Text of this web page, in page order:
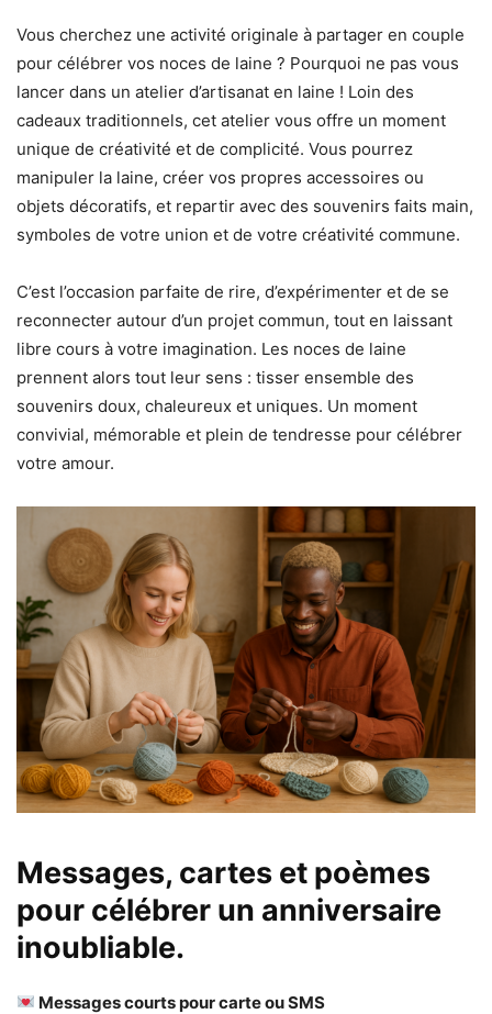
Vous cherchez une activité originale à partager en couple
pour célébrer vos noces de laine ? Pourquoi ne pas vous
lancer dans un atelier d’artisanat en laine ! Loin des
cadeaux traditionnels, cet atelier vous offre un moment
unique de créativité et de complicité. Vous pourrez
manipuler la laine, créer vos propres accessoires ou
objets décoratifs, et repartir avec des souvenirs faits main,
symboles de votre union et de votre créativité commune.
C’est l’occasion parfaite de rire, d’expérimenter et de se
reconnecter autour d’un projet commun, tout en laissant
libre cours à votre imagination. Les noces de laine
prennent alors tout leur sens : tisser ensemble des
souvenirs doux, chaleureux et uniques. Un moment
convivial, mémorable et plein de tendresse pour célébrer
votre amour.
Messages, cartes et poèmes
pour célébrer un anniversaire
inoubliable.
Messages courts pour carte ou SMS